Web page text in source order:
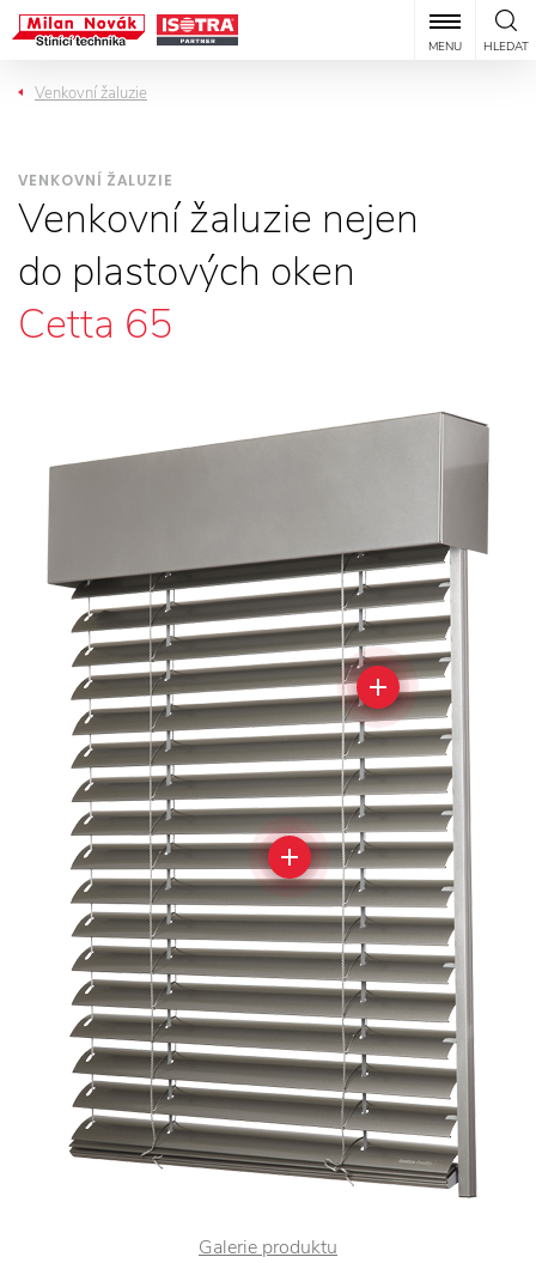
HLEDAT
MENU
Venkovní žaluzie
VENKOVNÍ ŽALUZIE
Venkovní žaluzie nejen
do plastových oken
Cetta 65
Galerie produktu